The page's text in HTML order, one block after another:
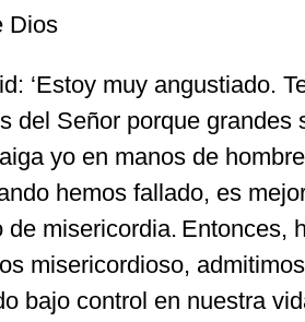
Dios
‘Estoy muy angustiado.
del Señor porque grandes
yo en manos de
hemos fallado, es
de misericordia. Entonces,
misericordioso, admitimos
bajo control en nuestra